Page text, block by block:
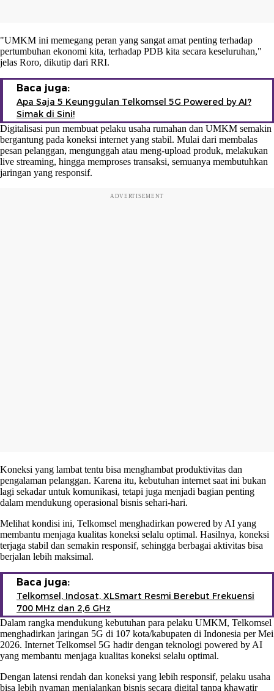
"UMKM ini memegang peran yang sangat amat penting terhadap
pertumbuhan ekonomi kita, terhadap PDB kita secara keseluruhan,"
jelas Roro, dikutip dari RRI.
Baca juga:
Apa Saja 5 Keunggulan Telkomsel 5G Powered by AI?
Simak di Sini!
Digitalisasi pun membuat pelaku usaha rumahan dan UMKM semakin
bergantung pada koneksi internet yang stabil. Mulai dari membalas
pesan pelanggan, mengunggah atau meng-upload produk, melakukan
live streaming, hingga memproses transaksi, semuanya membutuhkan
jaringan yang responsif.
ADVERTISEMENT
Koneksi yang lambat tentu bisa menghambat produktivitas dan
pengalaman pelanggan. Karena itu, kebutuhan internet saat ini bukan
lagi sekadar untuk komunikasi, tetapi juga menjadi bagian penting
dalam mendukung operasional bisnis sehari-hari.
Melihat kondisi ini, Telkomsel menghadirkan powered by AI yang
membantu menjaga kualitas koneksi selalu optimal. Hasilnya, koneksi
terjaga stabil dan semakin responsif, sehingga berbagai aktivitas bisa
berjalan lebih maksimal.
Baca juga:
Telkomsel, Indosat, XLSmart Resmi Berebut Frekuensi
700 MHz dan 2,6 GHz
Dalam rangka mendukung kebutuhan para pelaku UMKM, Telkomsel
menghadirkan jaringan 5G di 107 kota/kabupaten di Indonesia per Mei
2026. Internet Telkomsel 5G hadir dengan teknologi powered by AI
yang membantu menjaga kualitas koneksi selalu optimal.
Dengan latensi rendah dan koneksi yang lebih responsif, pelaku usaha
bisa lebih nyaman menjalankan bisnis secara digital tanpa khawatir